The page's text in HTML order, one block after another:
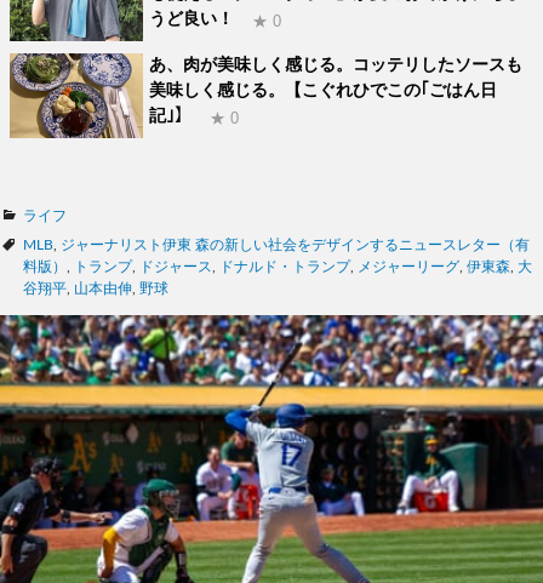
うど良い！
★ 0
あ、肉が美味しく感じる。コッテリしたソースも
美味しく感じる。【こぐれひでこの｢ごはん日
記｣】
★ 0
カ
テ
ゴ
リ
ライフ
タ
グ
MLB ジャーナリスト伊東 森の新しい社会をデザインするニュースレター（有
料版）
トランプ, ドジャース ドナルド・トランプ, メジャーリーグ 伊東森 大
谷翔平 山本由伸 野球